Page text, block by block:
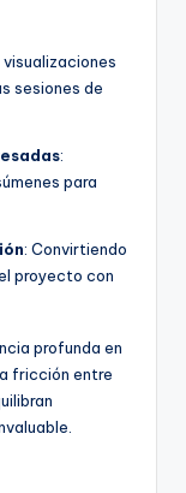
visualizaciones
sesiones de
:
para
: Convirtiendo
proyecto con
profunda en
fricción entre